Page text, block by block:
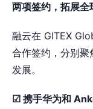
两项签约，拓展全
融云在 GITEX
合作签约，分别
发展。
☑ 携手华为和